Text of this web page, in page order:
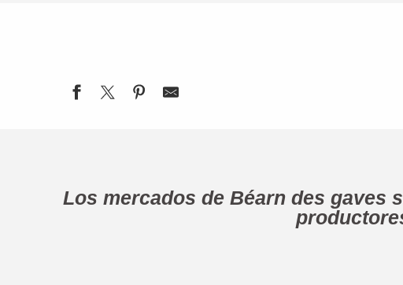
Los mercados de Béarn des gaves